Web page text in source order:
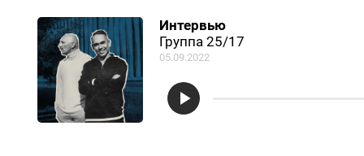
Интервью
Группа 25/17
05.09.2022